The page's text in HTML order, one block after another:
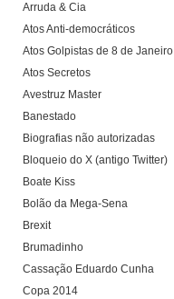
Arruda & Cia
Atos Anti-democráticos
Atos Golpistas de 8 de Janeiro
Atos Secretos
Avestruz Master
Banestado
Biografias não autorizadas
Bloqueio do X (antigo Twitter)
Boate Kiss
Bolão da Mega-Sena
Brexit
Brumadinho
Cassação Eduardo Cunha
Copa 2014